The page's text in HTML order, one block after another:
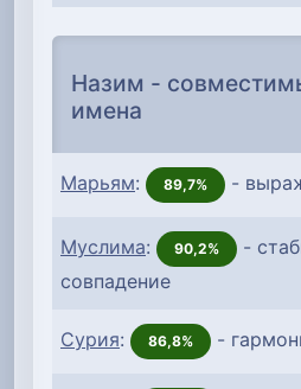
Назим -
имена
Марьям: 89,7% -
Муслима: 90,2%
-
совпадение
Сурия: 86,8% -